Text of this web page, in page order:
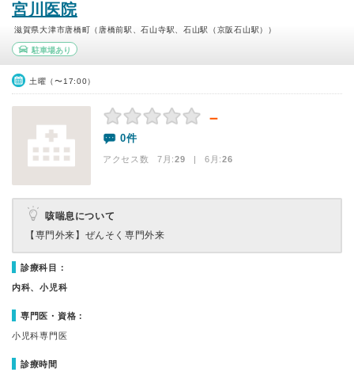
宮川医院
滋賀県大津市唐橋町（唐橋前駅、石山寺駅、石山駅（京阪石山駅））
駐車場あり
土曜（〜17:00）
－
0件
アクセス数 7月:29 | 6月:26
咳喘息について
【専門外来】 ぜんそく専門外来
診療科目：
内科、小児科
専門医・資格：
小児科専門医
診療時間